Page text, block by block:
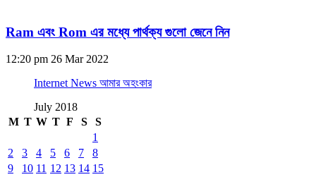
Ram এবং Rom এর মধ্যে পার্থক্য গুলো জেনে নিন
12:20 pm 26 Mar 2022
Internet News আমার অহংকার
July 2018
M T W T F S
S
1
2
3 4 5 6 7
8
9
10 11 12 13 14 15